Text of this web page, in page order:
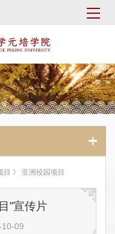
目 》 亚洲校园项目
”宣传片
10-09